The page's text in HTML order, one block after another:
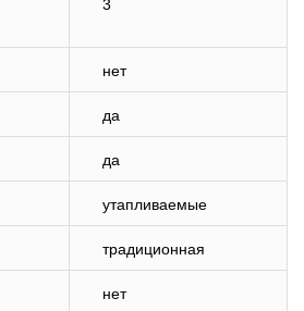
3
нет
да
да
утапливаемые
традиционная
нет